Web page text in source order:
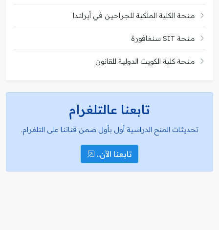
منحة الكلية الملكية للجراحين في أيرلندا
منحة SIT سنغافورة
منحة كلية الكويت الدولية للقانون
تابعنا عالتلغرام
تحديثات المنح الدراسية أول بأول ضمن قناتنا على التلغرام.
تابعنا الآن..